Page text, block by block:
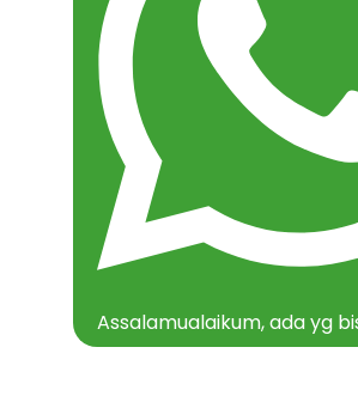
Assalamualaikum, ada yg